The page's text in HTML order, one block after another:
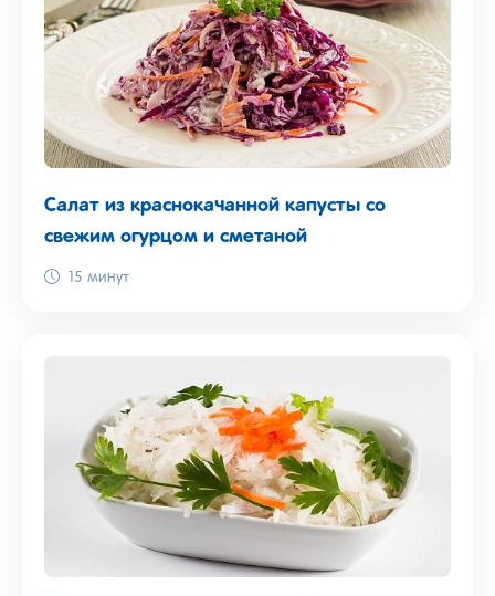
Салат из краснокачанной капусты со
свежим огурцом и сметаной
15 минут